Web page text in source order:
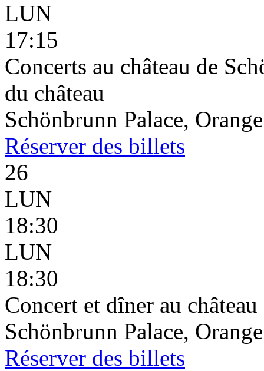
LUN
17:15
Concerts au château de
du château
Schönbrunn Palace,
Réserver des billets
26
LUN
18:30
LUN
18:30
Concert et dîner au
Schönbrunn Palace,
Réserver des billets